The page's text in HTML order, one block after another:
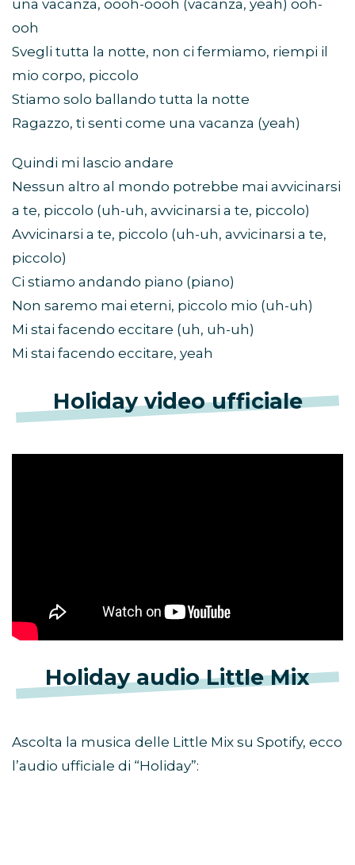
una vacanza, oooh-oooh (vacanza, yeah) ooh-
ooh
Svegli tutta la notte, non ci fermiamo, riempi il
mio corpo, piccolo
Stiamo solo ballando tutta la notte
Ragazzo, ti senti come una vacanza (yeah)
Quindi mi lascio andare
Nessun altro al mondo potrebbe mai avvicinarsi
a te, piccolo (uh-uh, avvicinarsi a te, piccolo)
Avvicinarsi a te, piccolo (uh-uh, avvicinarsi a te,
piccolo)
Ci stiamo andando piano (piano)
Non saremo mai eterni, piccolo mio (uh-uh)
Mi stai facendo eccitare (uh, uh-uh)
Mi stai facendo eccitare, yeah
Holiday video ufficiale
Holiday audio Little Mix
Ascolta la musica delle Little Mix su Spotify, ecco
l’audio ufficiale di “Holiday”: